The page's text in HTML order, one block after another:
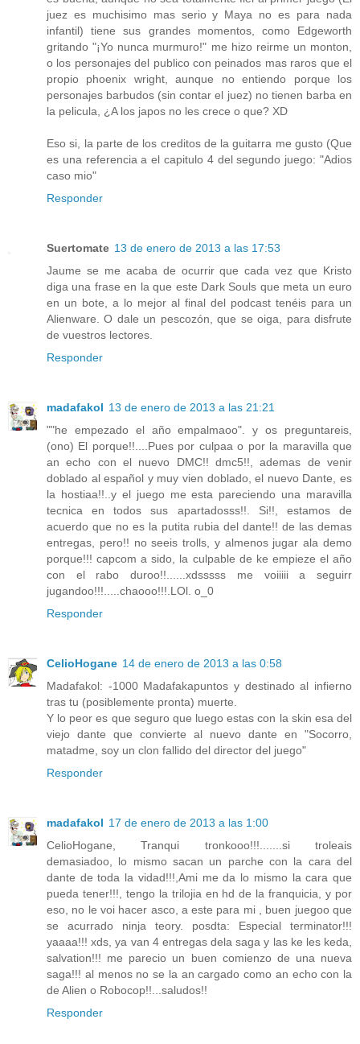
juez es muchisimo mas serio y Maya no es para nada
infantil) tiene sus grandes momentos, como Edgeworth
gritando "¡Yo nunca murmuro!" me hizo reirme un monton,
o los personajes del publico con peinados mas raros que el
propio phoenix wright, aunque no entiendo porque los
personajes barbudos (sin contar el juez) no tienen barba en
la pelicula, ¿A los japos no les crece o que? XD
Eso si, la parte de los creditos de la guitarra me gusto (Que
es una referencia a el capitulo 4 del segundo juego: "Adios
caso mio"
Responder
Suertomate 13 de enero de 2013 a las 17:53
Jaume se me acaba de ocurrir que cada vez que Kristo
diga una frase en la que este Dark Souls que meta un euro
en un bote, a lo mejor al final del podcast tenéis para un
Alienware. O dale un pescozón, que se oiga, para disfrute
de vuestros lectores.
Responder
madafakol 13 de enero de 2013 a las 21:21
""he empezado el año empalmaoo". y os preguntareis,
(ono) El porque!!....Pues por culpaa o por la maravilla que
an echo con el nuevo DMC!! dmc5!!, ademas de venir
doblado al español y muy vien doblado, el nuevo Dante, es
la hostiaa!!..y el juego me esta pareciendo una maravilla
tecnica en todos sus apartadosss!!. Si!!, estamos de
acuerdo que no es la putita rubia del dante!! de las demas
entregas, pero!! no seeis trolls, y almenos jugar ala demo
porque!!! capcom a sido, la culpable de ke empieze el año
con el rabo duroo!!......xdsssss me voiiiii a seguirr
jugandoo!!!.....chaooo!!!.LOl. o_0
Responder
CelioHogane 14 de enero de 2013 a las 0:58
Madafakol: -1000 Madafakapuntos y destinado al infierno
tras tu (posiblemente pronta) muerte.
Y lo peor es que seguro que luego estas con la skin esa del
viejo dante que convierte al nuevo dante en "Socorro,
matadme, soy un clon fallido del director del juego"
Responder
madafakol 17 de enero de 2013 a las 1:00
CelioHogane, Tranqui tronkooo!!!.......si troleais
demasiadoo, lo mismo sacan un parche con la cara del
dante de toda la vidad!!!,Ami me da lo mismo la cara que
pueda tener!!!, tengo la trilojia en hd de la franquicia, y por
eso, no le voi hacer asco, a este para mi , buen juegoo que
se acurrado ninja teory. posdta: Especial terminator!!!
yaaaa!!! xds, ya van 4 entregas dela saga y las ke les keda,
salvation!!! me parecio un buen comienzo de una nueva
saga!!! al menos no se la an cargado como an echo con la
de Alien o Robocop!!...saludos!!
Responder